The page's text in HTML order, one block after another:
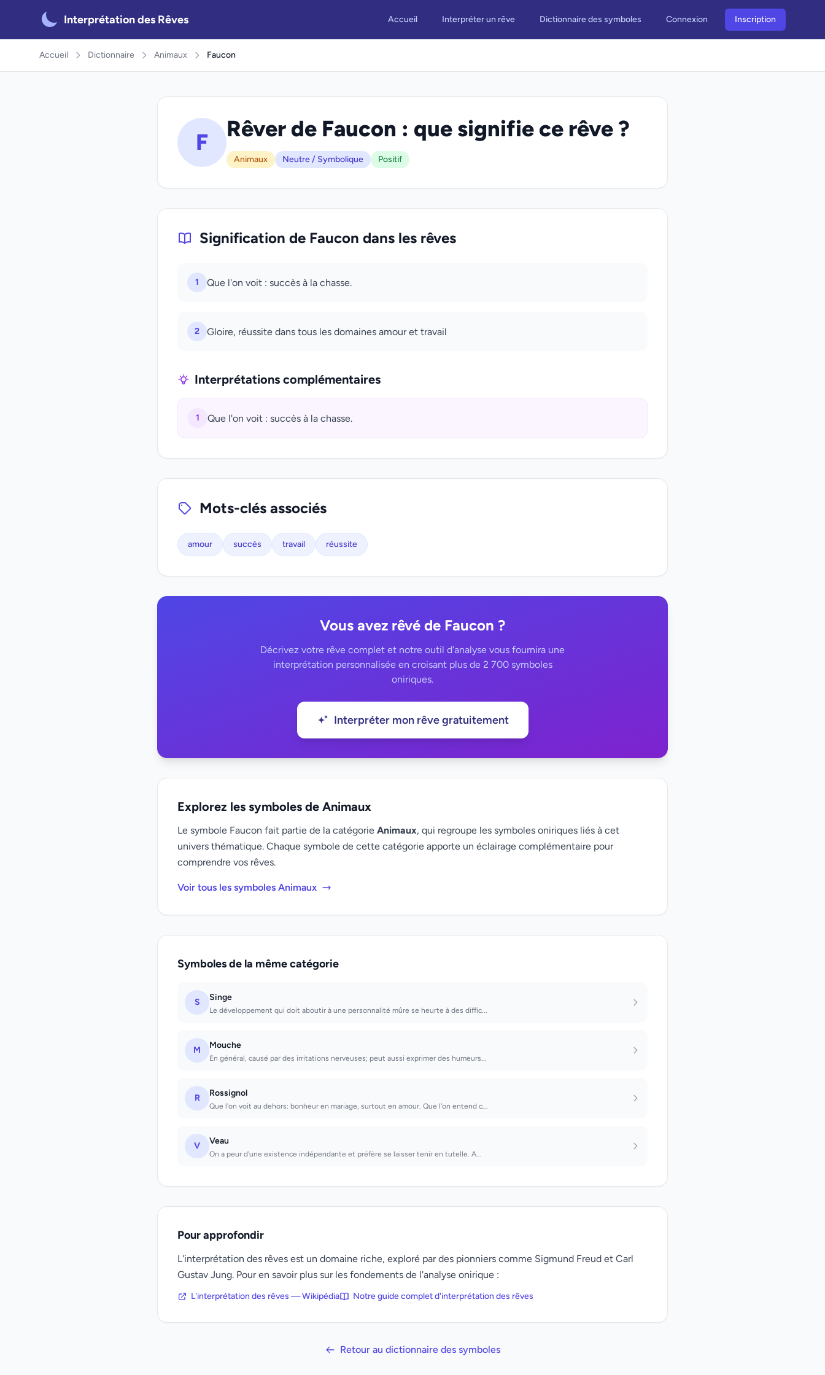
Interprétation des Rêves Accueil Interpréter un rêve Dictionnaire des symboles Connexion Inscription
Accueil Dictionnaire Animaux Faucon
F
Rêver de Faucon : que signifie ce rêve ?
Animaux Neutre / Symbolique Positif
Signification de Faucon dans les rêves
1 Que l'on voit : succès à la chasse.
2 Gloire, réussite dans tous les domaines amour et travail
Interprétations complémentaires
1 Que l'on voit : succès à la chasse.
Mots-clés associés
amour succès travail réussite
Vous avez rêvé de Faucon ?
Décrivez votre rêve complet et notre outil d'analyse vous fournira une
interprétation personnalisée en croisant plus de 2 700 symboles
oniriques.
Interpréter mon rêve gratuitement
Explorez les symboles de Animaux
Le symbole Faucon fait partie de la catégorie Animaux, qui regroupe les symboles oniriques liés à cet
univers thématique. Chaque symbole de cette catégorie apporte un éclairage complémentaire pour
comprendre vos rêves.
Voir tous les symboles Animaux
Symboles de la même catégorie
S Singe
Le développement qui doit aboutir à une personnalité mûre se heurte à des diffic...
M Mouche
En général, causé par des irritations nerveuses; peut aussi exprimer des humeurs...
R Rossignol
Que l'on voit au dehors: bonheur en mariage, surtout en amour. Que l'on entend c...
V Veau
On a peur d'une existence indépendante et préfère se laisser tenir en tutelle. A...
Pour approfondir
L'interprétation des rêves est un domaine riche, exploré par des pionniers comme Sigmund Freud et Carl
Gustav Jung. Pour en savoir plus sur les fondements de l'analyse onirique :
L'interprétation des rêves — Wikipédia Notre guide complet d'interprétation des rêves
Retour au dictionnaire des symboles